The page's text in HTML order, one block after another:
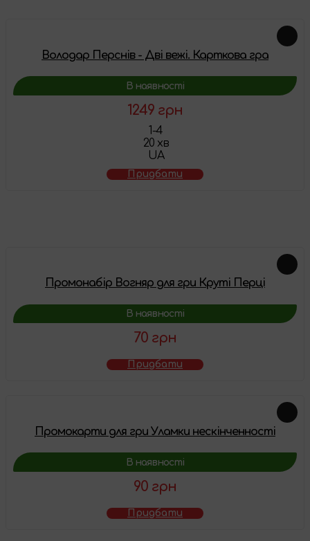
Володар Перснів - Дві вежі. Карткова гра
В наявності
1249 грн
1-4
20 хв
UA
Придбати
Промонабір Вогняр для гри Круті Перці
В наявності
70 грн
Придбати
Промокарти для гри Уламки нескінченності
В наявності
90 грн
Придбати